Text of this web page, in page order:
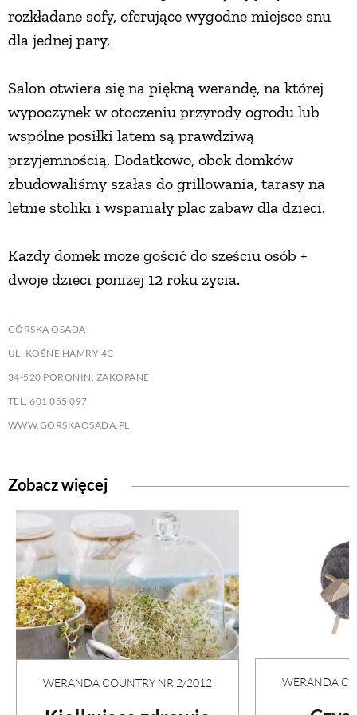
rozkładane sofy, oferujące wygodne miejsce snu
dla jednej pary.
Salon otwiera się na piękną werandę, na której
wypoczynek w otoczeniu przyrody ogrodu lub
wspólne posiłki latem są prawdziwą
przyjemnością. Dodatkowo, obok domków
zbudowaliśmy szałas do grillowania, tarasy na
letnie stoliki i wspaniały plac zabaw dla dzieci.
Każdy domek może gościć do sześciu osób +
dwoje dzieci poniżej 12 roku życia.
GÓRSKA OSADA
UL. KOŚNE HAMRY 4C
34-520 PORONIN, ZAKOPANE
TEL. 601 055 097
WWW.GORSKAOSADA.PL
Zobacz więcej
WERANDA COUNTRY NR 2/2012 WERANDA